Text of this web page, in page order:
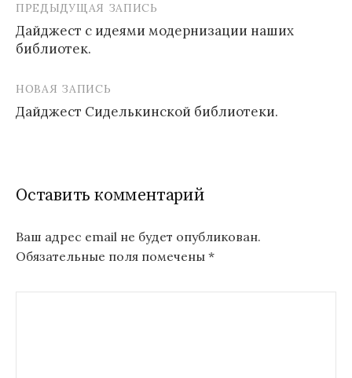
Навигация
по
ПРЕДЫДУЩАЯ ЗАПИСЬ
Дайджест с идеями модернизации наших
библиотек.
НОВАЯ ЗАПИСЬ
Дайджест Сиделькинской библиотеки.
Оставить комментарий
Ваш адрес email не будет опубликован.
Обязательные поля помечены *